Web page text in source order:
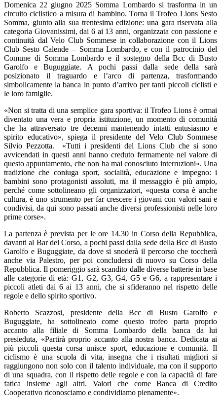
Domenica 22 giugno 2025 Somma Lombardo si trasforma in un
circuito ciclistico a misura di bambino. Torna il Trofeo Lions Sesto
Somma, giunto alla sua trentesima edizione: una gara riservata alla
categoria Giovanissimi, dai 6 ai 13 anni, organizzata con passione e
continuità dal Velo Club Sommese in collaborazione con il Lions
Club Sesto Calende – Somma Lombardo, e con il patrocinio del
Comune di Somma Lombardo e il sostegno della Bcc di Busto
Garolfo e Buguggiate. A pochi passi dalla sede della sarà
posizionato il traguardo e l’arco di partenza, trasformando
simbolicamente la banca in punto d’arrivo per tanti piccoli ciclisti e
le loro famiglie.
«Non si tratta di una semplice gara sportiva: il Trofeo Lions è ormai
diventato una vera e propria istituzione, un momento di comunità
che ha attraversato tre decenni mantenendo intatti entusiasmo e
spirito educativo», spiega il presidente del Velo Club Sommese
Silvio Pezzotta. «Tutti i presidenti del Lions Club che si sono
avvicendati in questi anni hanno creduto fermamente nel valore di
questo appuntamento, che non ha mai conosciuto interruzioni». Una
tradizione che coniuga sport, socialità, educazione e impegno: i
bambini sono protagonisti assoluti, ma il messaggio è più ampio,
perché come sottolineano gli organizzatori, «questa corsa è anche
cultura, è uno strumento per far crescere i giovani con valori sani e
condivisi, da qui sono passati anche diversi professionisti nelle loro
prime corse».
La partenza è prevista per le ore 14.30 in Corso della Repubblica,
davanti al Bar del Corso, a pochi passi dalla sede della Bcc di Busto
Garolfo e Buguggiate, da dove si snoderà il percorso che toccherà
anche via Palestro, per poi concludersi di nuovo su Corso della
Repubblica. Il pomeriggio sarà scandito dalle diverse batterie in base
alle categorie di età: G1, G2, G3, G4, G5 e G6, a rappresentare i
piccoli atleti dai 6 ai 13 anni, che si sfideranno nel rispetto delle
regole e dello spirito sportivo.
Roberto Scazzosi, presidente della Bcc di Busto Garolfo e
Buguggiate, ha sottolineato come questo trofeo parta proprio
accanto alla filiale di Somma Lombardo della banca da lui
presieduta, «Partirà proprio accanto alla nostra banca. Dedicata ai
più piccoli questa corsa unisce sport, educazione e comunità. Il
ciclismo è una scuola di vita, insegna che i risultati migliori si
raggiungono non solo con il talento individuale, ma con il supporto
di una squadra, con il rispetto delle regole e con la capacità di fare
fatica insieme agli altri. Valori che come Banca di Credito
Cooperativo riconosciamo e condividiamo pienamente».